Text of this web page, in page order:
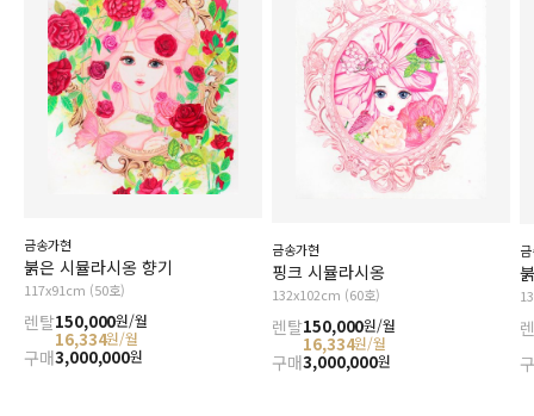
금송가현
붉은 시뮬라시옹 향기
117x91cm (50호)
렌탈150,000원/월
16,334원/월
구매3,000,000원
금송가현
핑크 시뮬라시옹
132x102cm (60호)
렌탈150,000원/월
16,334원/월
구매3,000,000원